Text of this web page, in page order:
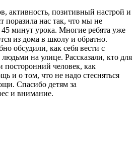
активность, позитивный настрой и
поразила нас так, что мы не
45 минут урока. Многие ребята уже
из дома в школу и обратно.
обсудили, как себя вести с
на улице. Рассказали, кто для
посторонний человек, как
и о том, что не надо стесняться
Спасибо детям за
и внимание.